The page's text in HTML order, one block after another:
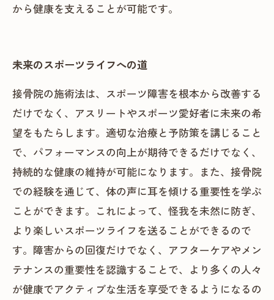
から健康を支えることが可能です。
未来のスポーツライフへの道
接骨院の施術法は、スポーツ障害を根本から改善する
だけでなく、アスリートやスポーツ愛好者に未来の希
望をもたらします。適切な治療と予防策を講じること
で、パフォーマンスの向上が期待できるだけでなく、
持続的な健康の維持が可能になります。また、接骨院
での経験を通じて、体の声に耳を傾ける重要性を学ぶ
ことができます。これによって、怪我を未然に防ぎ、
より楽しいスポーツライフを送ることができるので
す。障害からの回復だけでなく、アフターケアやメン
テナンスの重要性を認識することで、より多くの人々
が健康でアクティブな生活を享受できるようになるの